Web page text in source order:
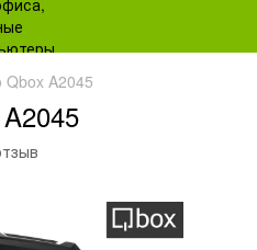
A2045